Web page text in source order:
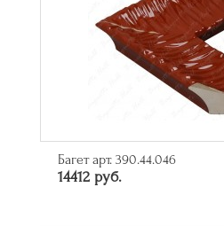
Багет арт. 390.44.046
14412 руб.